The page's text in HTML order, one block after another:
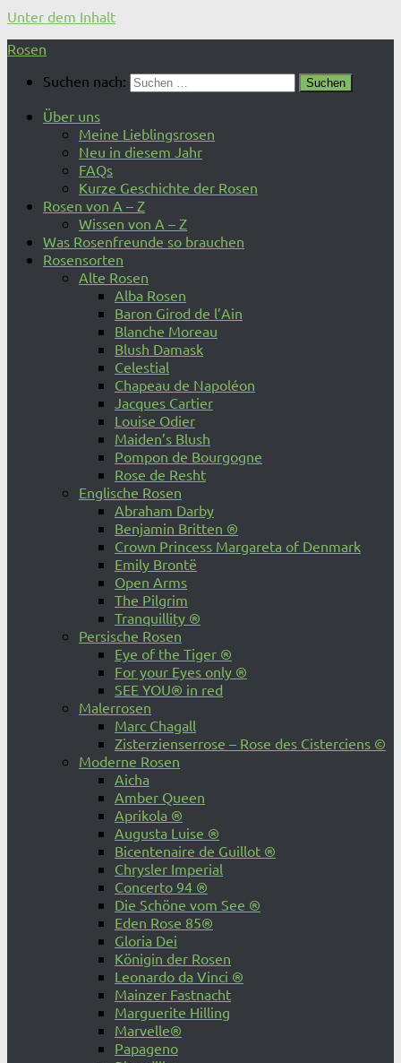
Unter dem Inhalt
Rosen
Suchen nach:
Über uns
Meine Lieblingsrosen
Neu in diesem Jahr
FAQs
Kurze Geschichte der Rosen
Rosen von A – Z
Wissen von A – Z
Was Rosenfreunde so brauchen
Rosensorten
Alte Rosen
Alba Rosen
Baron Girod de l’Ain
Blanche Moreau
Blush Damask
Celestial
Chapeau de Napoléon
Jacques Cartier
Louise Odier
Maiden’s Blush
Pompon de Bourgogne
Rose de Resht
Englische Rosen
Abraham Darby
Benjamin Britten ®
Crown Princess Margareta of Denmark
Emily Brontë
Open Arms
The Pilgrim
Tranquillity ®
Persische Rosen
Eye of the Tiger ®
For your Eyes only ®
SEE YOU® in red
Malerrosen
Marc Chagall
Zisterzienserrose – Rose des Cisterciens ©
Moderne Rosen
Aicha
Amber Queen
Aprikola ®
Augusta Luise ®
Bicentenaire de Guillot ®
Chrysler Imperial
Concerto 94 ®
Die Schöne vom See ®
Eden Rose 85®
Gloria Dei
Königin der Rosen
Leonardo da Vinci ®
Mainzer Fastnacht
Marguerite Hilling
Marvelle®
Papageno